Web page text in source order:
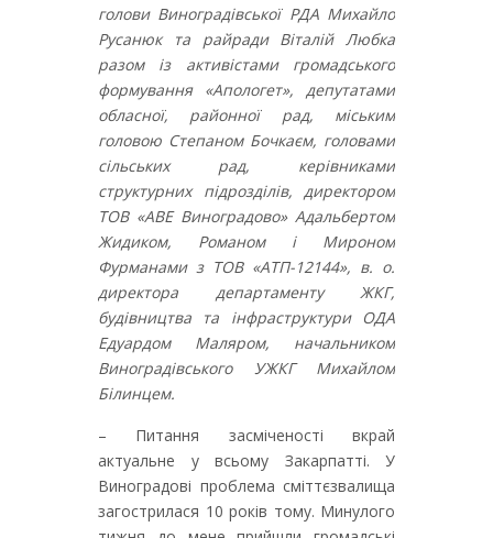
голови Виноградівської РДА Михайло
Русанюк та райради Віталій Любка
разом із активістами громадського
формування «Апологет», депутатами
обласної, районної рад, міським
головою Степаном Бочкаєм, головами
сільських рад, керівниками
структурних підрозділів, директором
ТОВ «АВЕ Виноградово» Адальбертом
Жидиком, Романом і Мироном
Фурманами з ТОВ «АТП-12144», в. о.
директора департаменту ЖКГ,
будівництва та інфраструктури ОДА
Едуардом Маляром, начальником
Виноградівського УЖКГ Михайлом
Білинцем.
– Питання засміченості вкрай
актуальне у всьому Закарпатті. У
Виноградові проблема сміттєзвалища
загострилася 10 років тому. Минулого